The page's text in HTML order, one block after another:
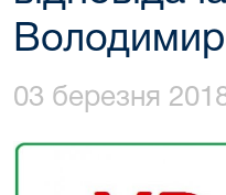
03 березня